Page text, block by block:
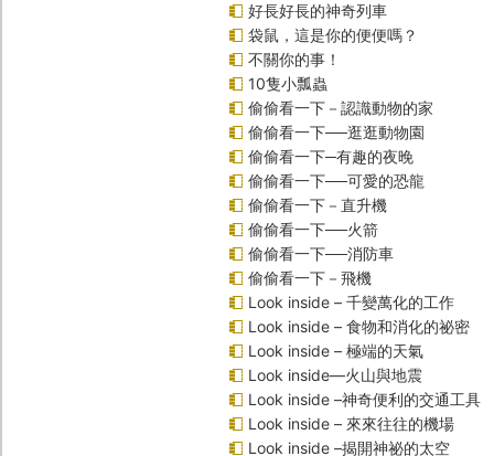
好長好長的神奇列車
袋鼠，這是你的便便嗎？
不關你的事！
10隻小瓢蟲
偷偷看一下－認識動物的家
偷偷看一下──逛逛動物園
偷偷看一下─有趣的夜晚
偷偷看一下──可愛的恐龍
偷偷看一下－直升機
偷偷看一下──火箭
偷偷看一下──消防車
偷偷看一下－飛機
Look inside – 千變萬化的工作
Look inside – 食物和消化的祕密
Look inside – 極端的天氣
Look inside—火山與地震
Look inside –神奇便利的交通工具
Look inside – 來來往往的機場
Look inside –揭開神祕的太空